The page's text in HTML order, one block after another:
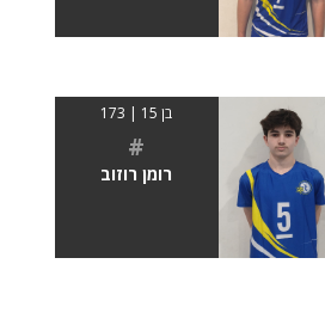
בן 15 | 173
#
רומן רוזוב